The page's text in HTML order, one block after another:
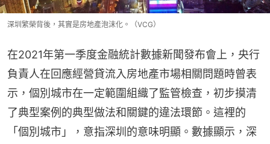
深圳繁榮背後，其實是房地產泡沫化。（VCG）
在2021年第一季度金融統計數據新聞發布會上，央行
負責人在回應經營貸流入房地產市場相關問題時曾表
示，個別城市在一定範圍組織了監管檢查，初步摸清
了典型案例的典型做法和關鍵的違法環節。這裡的
「個別城市」，意指深圳的意味明顯。數據顯示，深